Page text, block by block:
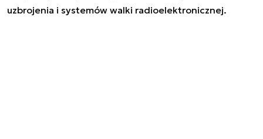
uzbrojenia i systemów walki radioelektronicznej.